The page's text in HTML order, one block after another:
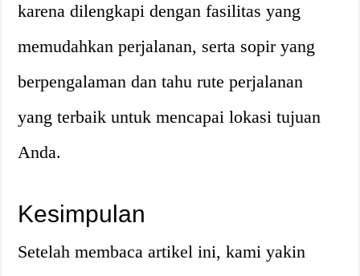
karena dilengkapi dengan fasilitas yang
memudahkan perjalanan, serta sopir yang
berpengalaman dan tahu rute perjalanan
yang terbaik untuk mencapai lokasi tujuan
Anda.
Kesimpulan
Setelah membaca artikel ini, kami yakin